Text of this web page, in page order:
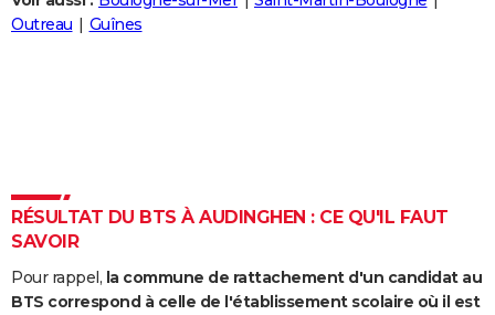
Destinations
City break
Voyage nature
Voyage de noces
Forum
Climat
+
PHOTO
Carte de Noël
Carte Bonne année
Carte Saint-Valentin
Carte Pâques
Carte d'anniversaire
DICTIONNAIRE
Dictionnaire
Biographies
Citations
Expressions
Proverbes
PROGRAMME TV
COPAINS D'AVANT
Outreau
Guînes
RÉSULTAT DU BTS À AUDINGHEN : CE QU'IL FAUT
SAVOIR
Pour rappel, la commune de rattachement d'un candidat au
BTS correspond à celle de l'établissement scolaire où il est